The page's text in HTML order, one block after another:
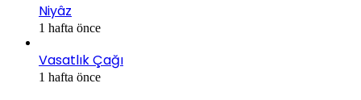
Niyâz
1 hafta önce
Vasatlık Çağı
1 hafta önce